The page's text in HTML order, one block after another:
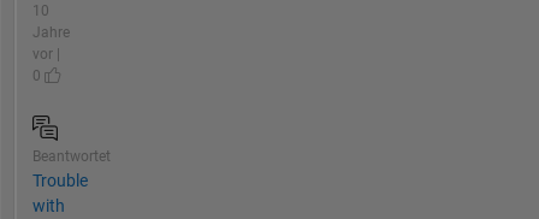
10
Jahre
vor |
0
Beantwortet
Trouble
with